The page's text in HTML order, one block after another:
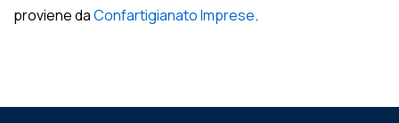
proviene daConfartigianato Imprese.